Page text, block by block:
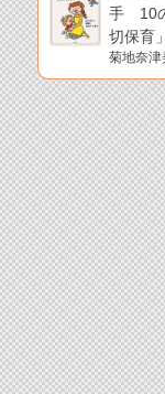
手 10
切保育
菊地奈津